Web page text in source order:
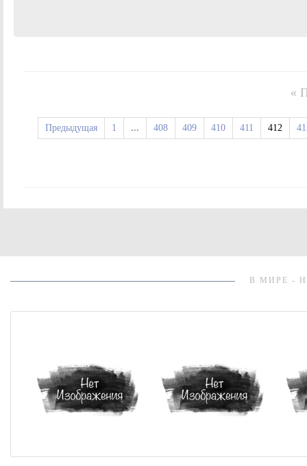
«
Предыдущая 1 ... 408 409 410 411 412
В МИРЕ -